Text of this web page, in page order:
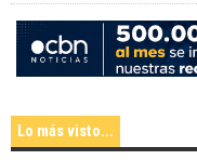
gratuitos